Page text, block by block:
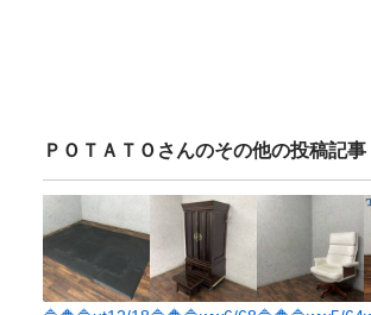
ＰＯＴＡＴＯ さんのその他の投稿記事